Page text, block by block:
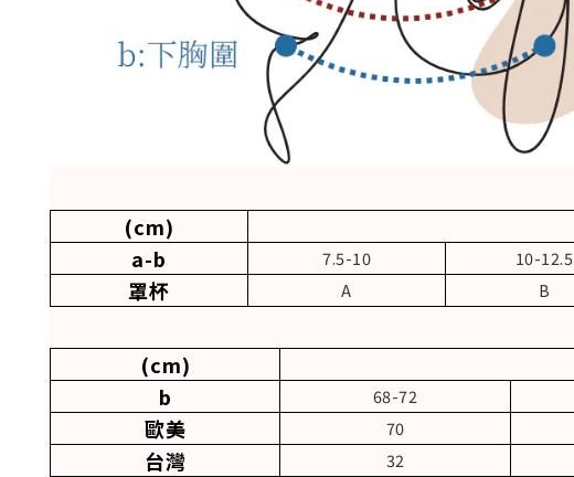
(cm)
a-b
7.5-10 10-12.5
罩杯 A B
(cm)
b
68-72
歐美 70
台灣 32